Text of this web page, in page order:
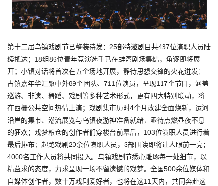
第十二届乌镇戏剧节已整装待发：25部特邀剧目共437位演职人员陆
续抵达；18组86位青年竞演选手已在蚌湾剧场集结，角逐即将展
开；小镇对话将首次在五个场地开展，静待思想交锋的火花迸发；
古镇嘉年华汇聚中外89个团队、711位演员，呈现117个节目，涵盖
巡游、非遗、舞蹈、戏剧等多种艺术形式，更有四大特别联动，将
在西栅公共空间热情上演；戏剧集市历时4个月改建全面焕新，运河
沿岸的集市、潮流展览与乌镇夜游神准备就绪，亟待点燃昼夜不息
的狂欢；戏梦粮仓的创作者们穿梭台前幕后，103位演职人员进行着
最后排布；起跑戏剧20余位演职人员，3部围读即将让人眼前一亮；
4000名工作人员将共同投入。乌镇戏剧节悉心雕琢每一处细节，以
精益求的态度，力求呈现一场不留遗憾的戏梦。全国500余位媒体和
自媒体创作者，数十万戏剧爱好者，也将在这11天内，共同奔赴这